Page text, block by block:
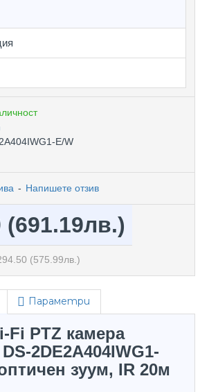
E/W
- Напишете отзив
(691.19лв.)
(575.99лв.)
Параметри
Fi PTZ камера
2DE2A404IWG1-
зуум, IR 20м